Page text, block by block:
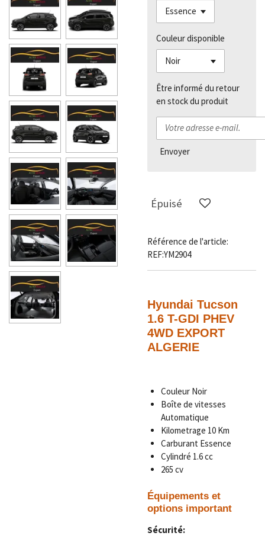
Couleur disponible
Être informé du retour
en stock du produit
Envoyer
Épuisé
Référence de l'article:
REF:YM2904
Hyundai Tucson
1.6 T-GDI PHEV
4WD EXPORT
ALGERIE
Couleur Noir
Boîte de vitesses
Automatique
Kilometrage 10 Km
Carburant Essence
Cylindré 1.6 cc
265 cv
Équipements et
options important
Sécurité: